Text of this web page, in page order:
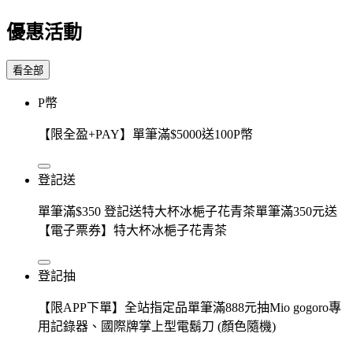
優惠活動
看全部
P幣
【限全盈+PAY】單筆滿$5000送100P幣
登記送
單筆滿$350 登記送特大杯冰梔子花青茶單筆滿350元送
【電子票券】特大杯冰梔子花青茶
登記抽
【限APP下單】全站指定品單筆滿888元抽Mio gogoro專
用記錄器、國際牌掌上型電鬍刀 (顏色隨機)